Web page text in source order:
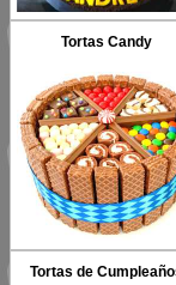
Tortas Candy
Tortas de